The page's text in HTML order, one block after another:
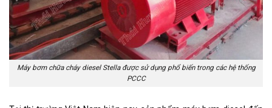
Máy bơm chữa cháy diesel Stella được sử dụng phổ biến trong các hệ thống
PCCC